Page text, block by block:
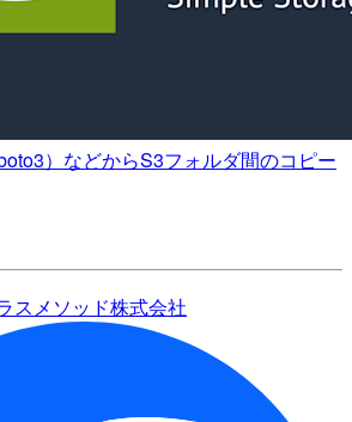
）などからS3フォルダ間のコピー
スメソッド株式会社